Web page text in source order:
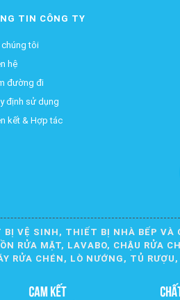
TIN CÔNG TY
chúng tôi
hệ
đường đi
định sử dụng
kết & Hợp tác
VỆ SINH, THIẾT BỊ NHÀ BẾP
RỬA MẶT, LAVABO, CHẬU
RỬA CHÉN, LÒ NƯỚNG, TỦ